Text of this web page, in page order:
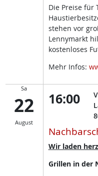
Die Preise für
stehen vor
Lennymarkt
kostenloses
Mehr Infos:
Sa
22
August
16:00
Wir laden
Grillen in der